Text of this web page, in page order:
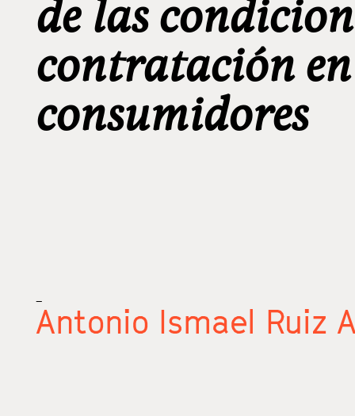
de las
contratación
consumidores
_
Antonio Ismael Ruiz